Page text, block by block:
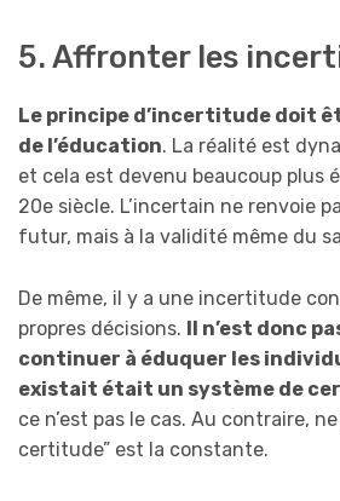
5. Affronter les
Le principe d’incertitude doit
de l’éducation. La réalité est
et cela est devenu beaucoup plus
20e siècle. L’incertain ne renvoie
futur, mais à la validité même du
De même, il y a une incertitude
propres décisions. Il n’est donc
continuer à éduquer les
existait était un système de
ce n’est pas le cas. Au contraire,
certitude” est la constante.